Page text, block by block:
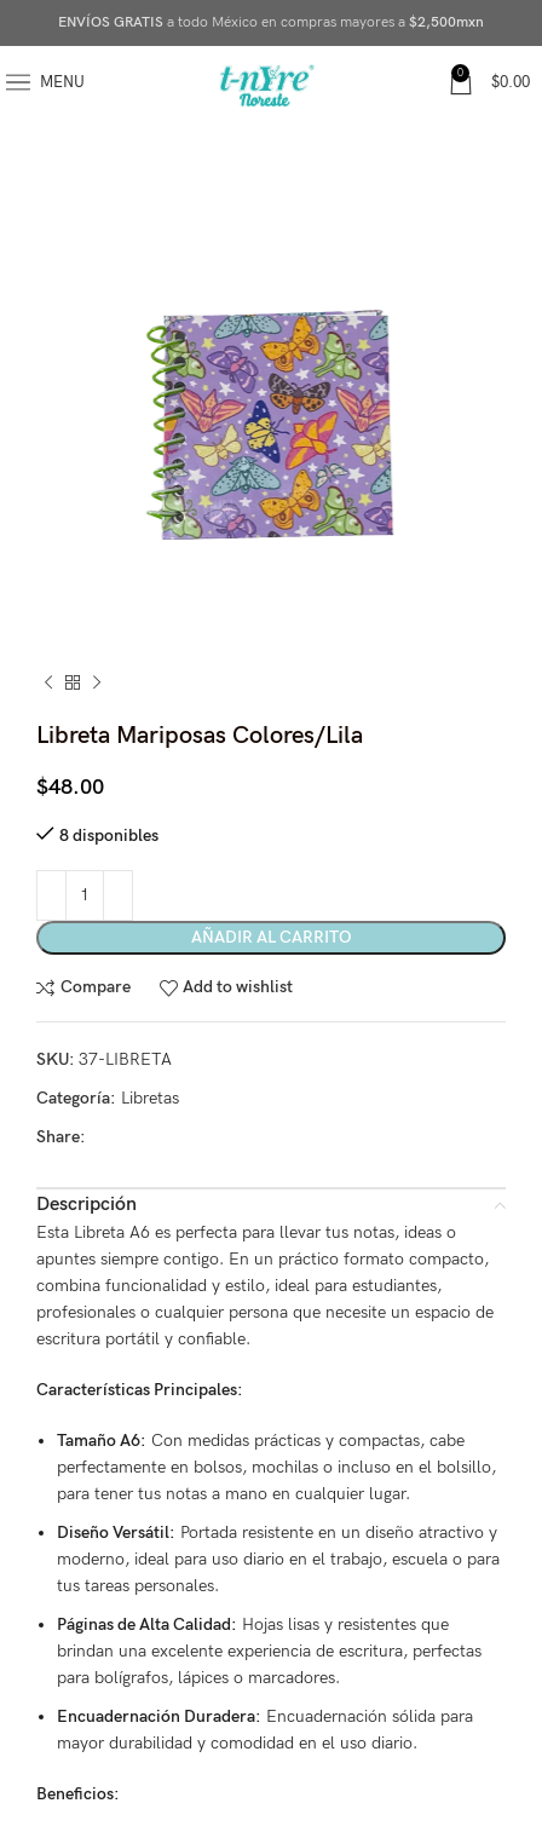
ENVÍOS GRATIS a todo México en compras mayores a $2,500mxn
MENU 0 $0.00
Libreta Mariposas Colores/Lila
$48.00
8 disponibles
AÑADIR AL CARRITO
Compare Add to wishlist
SKU: 37-LIBRETA
Categoría: Libretas
Share:
Descripción
Esta Libreta A6 es perfecta para llevar tus notas, ideas o
apuntes siempre contigo. En un práctico formato compacto,
combina funcionalidad y estilo, ideal para estudiantes,
profesionales o cualquier persona que necesite un espacio de
escritura portátil y confiable.
Características Principales:
Tamaño A6: Con medidas prácticas y compactas, cabe
perfectamente en bolsos, mochilas o incluso en el bolsillo,
para tener tus notas a mano en cualquier lugar.
Diseño Versátil: Portada resistente en un diseño atractivo y
moderno, ideal para uso diario en el trabajo, escuela o para
tus tareas personales.
Páginas de Alta Calidad: Hojas lisas y resistentes que
brindan una excelente experiencia de escritura, perfectas
para bolígrafos, lápices o marcadores.
Encuadernación Duradera: Encuadernación sólida para
mayor durabilidad y comodidad en el uso diario.
Beneficios: